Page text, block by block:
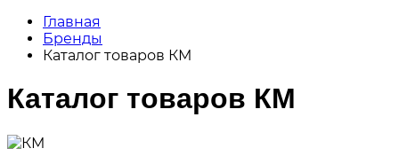
Главная
Бренды
Каталог товаров КМ
Каталог товаров КМ